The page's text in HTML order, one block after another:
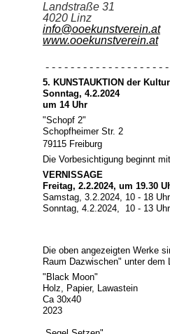
Landstraße 31
4020 Linz
info@ooekunstverein.at
www.ooekunstverein.at
- - - - - - - - - - - - - - - - - - -
5. KUNSTAUKTION der
Sonntag, 4.2.2024
um 14 Uhr
"Schopf 2"
Schopfheimer Str. 2
79115 Freiburg
Die Vorbesichtigung beginnt
VERNISSAGE
Freitag, 2.2.2024, um 19.30
Samstag, 3.2.2024, 10 - 18 Uhr
Sonntag, 4.2.2024, 10 - 13
Die oben angezeigten Werke
Raum Dazwischen" unter dem
"Black Moon"
Holz, Papier, Lawastein
Ca 30x40
2023